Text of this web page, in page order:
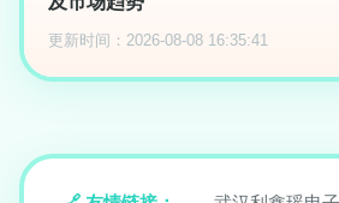
更新时间：2026-08-08 16:35:41